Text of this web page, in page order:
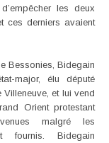
les deux
ces derniers avaient
Bessonies, Bidegain
major, élu député
et lui vend
Orient protestant
malgré les
fournis. Bidegain